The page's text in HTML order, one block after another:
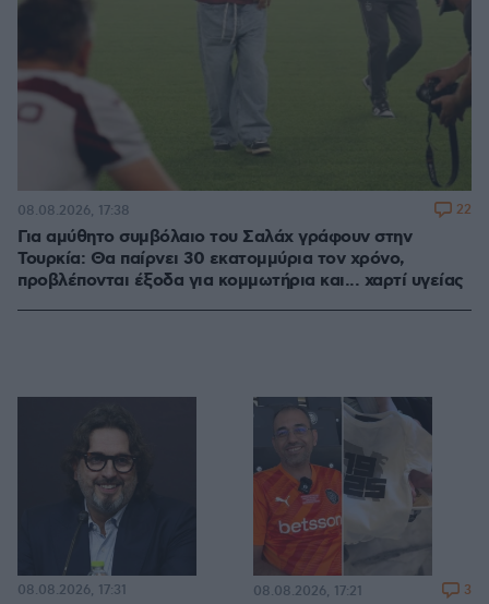
Για αμύθητο συμβόλαιο του Σαλάχ γράφουν στην
Τουρκία: Θα παίρνει 30 εκατομμύρια τον χρόνο,
προβλέπονται έξοδα για κομμωτήρια και... χαρτί υγείας
08.08.2026, 17:38 22
08.08.2026, 17:31 08.08.2026, 17:21 3